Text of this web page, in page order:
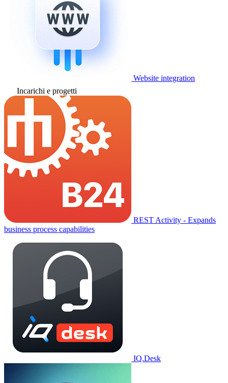
Website integration
Incarichi e progetti
REST Activity - Expands
business process capabilities
IQ.Desk